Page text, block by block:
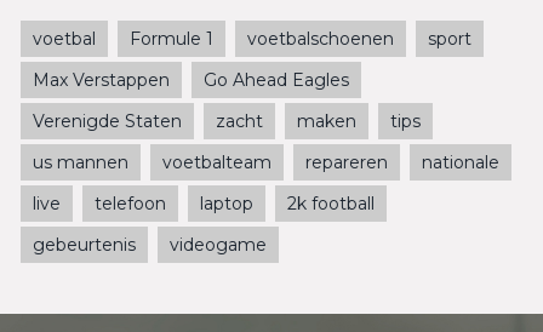
voetbal Formule 1 voetbalschoenen
sport
Max Verstappen
Go Ahead Eagles
Verenigde Staten
zacht maken
tips
us mannen
voetbalteam repareren
nationale
live
telefoon laptop
2k football
gebeurtenis
videogame